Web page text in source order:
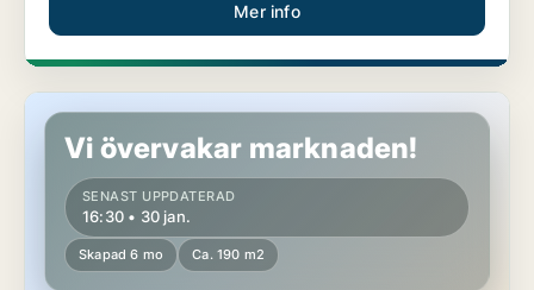
Mer info
Butikslokal i Borås
Vi övervakar marknaden!
SENAST UPPDATERAD
16:30 • 30 jan.
Skapad 6 mo Ca. 190 m2